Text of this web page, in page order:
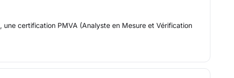
certification PMVA (Analyste en Mesure et Vérification